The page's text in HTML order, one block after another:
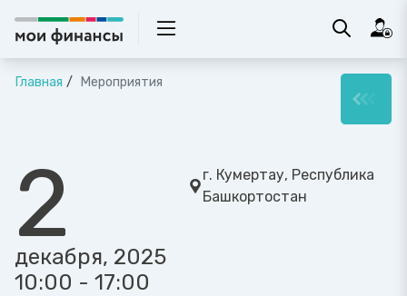
Главная Мероприятия
2
декабря, 2025
10:00 - 17:00
г. Кумертау, Республика
Башкортостан